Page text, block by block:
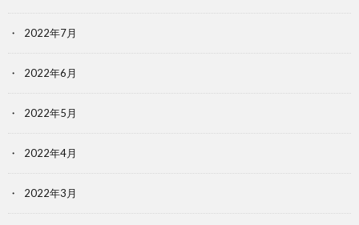
2022年7月
2022年6月
2022年5月
2022年4月
2022年3月